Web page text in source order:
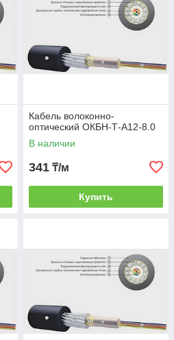
Кабель волоконно-
оптический ОКБН-Т-А12-8.0
В наличии
341 ₸/м
Купить